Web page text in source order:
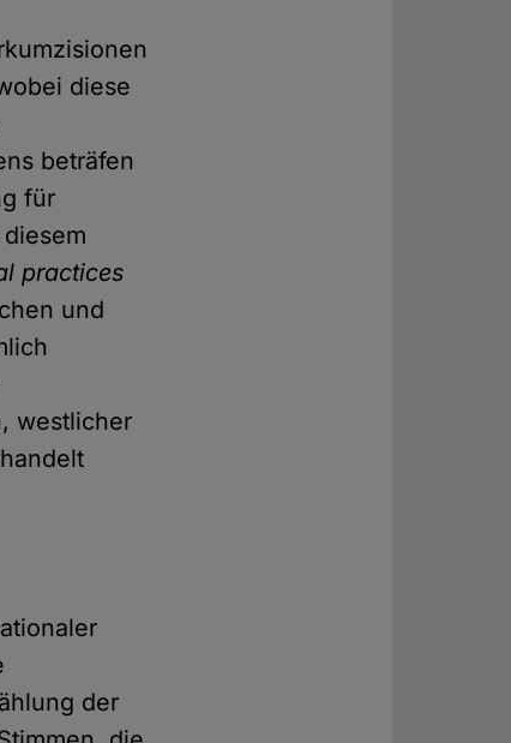
diese
beträfen
für
practices
und
westlicher
der